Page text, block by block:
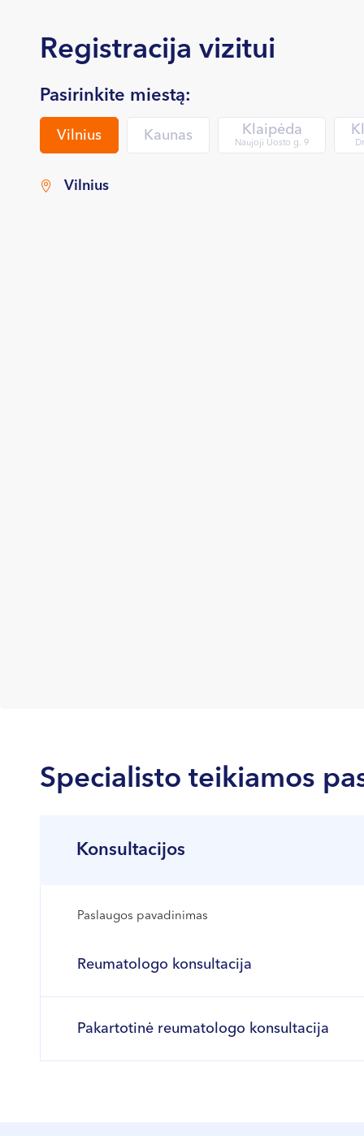
Registracija vizitui
Pasirinkite miestą:
Vilnius Kaunas Klaipėda
Naujoji Uosto g. 9
Vilnius
Specialisto teikiamos
Konsultacijos
Paslaugos pavadinimas
Reumatologo konsultacija
Pakartotinė reumatologo konsultacija